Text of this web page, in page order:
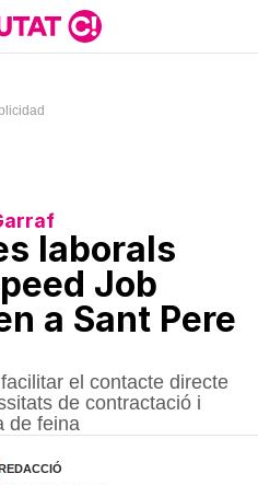
laborals
Job
a Sant Pere
el contacte directe
de contractació i
de feina